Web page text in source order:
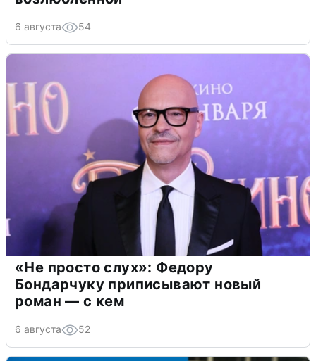
6 августа 54
«Не просто слух»: Федору
Бондарчуку приписывают новый
роман — с кем
6 августа 52